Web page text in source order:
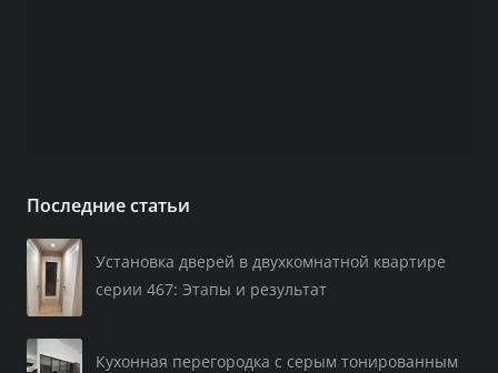
Последние статьи
Установка дверей в двухкомнатной квартире
серии 467: Этапы и результат
Кухонная перегородка с серым тонированным